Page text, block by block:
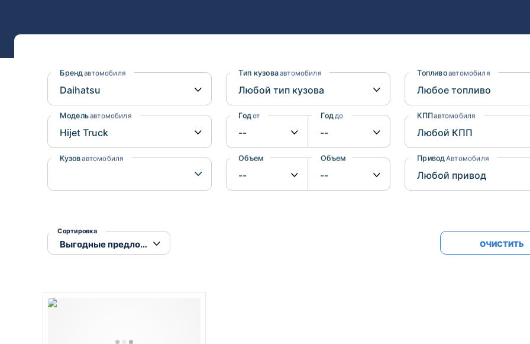
Toyota
Mazda
Suzuki
Mitsubishi
Lexus
Tesla
Toyota
Mazda
Mitsubishi
Suzuki
Isuzu
BMW
Daihatsu
Бренд автомобиля
Модельавтомобиля
Кузовавтомобиля
Тип кузоваавтомобиля
Год от Год до
Объем от Объем до
Топливоавтомобиля
КППавтомобиля
Привод Автомобиля
Сортировка
ОЧИСТИТЬ